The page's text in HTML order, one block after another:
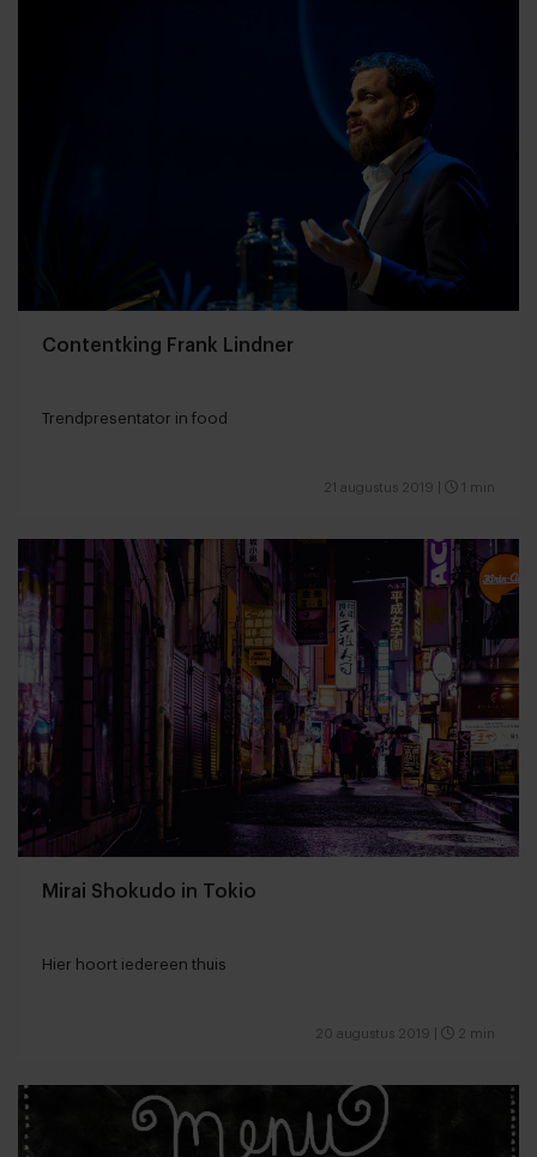
Contentking Frank Lindner
Trendpresentator in food
21 augustus 2019 1 min
Mirai Shokudo in Tokio
Hier hoort iedereen thuis
20 augustus 2019 2 min